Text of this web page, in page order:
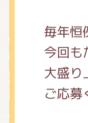
毎年恒
今回も
大盛り
ご応募